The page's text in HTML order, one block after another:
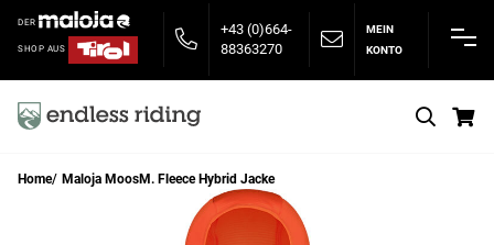
DER
SHOP AUS
+43 (0)664-
88363270
MEIN
KONTO
Home Maloja MoosM. Fleece Hybrid Jacke